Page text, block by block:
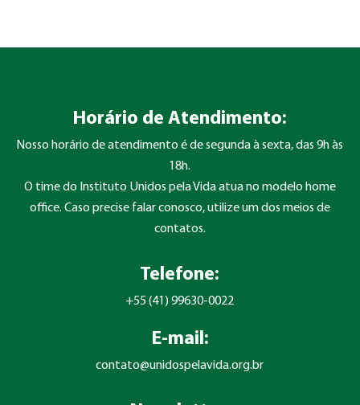
Horário de Atendimento:
Nosso horário de atendimento é de segunda à sexta, das 9h às
18h.
O time do Instituto Unidos pela Vida atua no modelo home
office. Caso precise falar conosco, utilize um dos meios de
contatos.
Telefone:
+55 (41) 99630-0022
E-mail:
contato@unidospelavida.org.br